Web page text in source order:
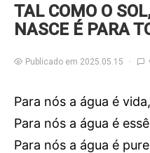
TAL COMO O
NASCE É PARA
Publicado em 2025.05.15
Para nós a água é
Para nós a água é
Para nós a água é